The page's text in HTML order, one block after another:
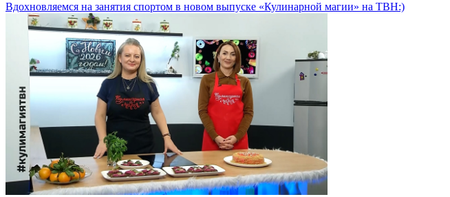
Вдохновляемся на занятия спортом в новом выпуске «Кулинарной магии» на ТВН:)